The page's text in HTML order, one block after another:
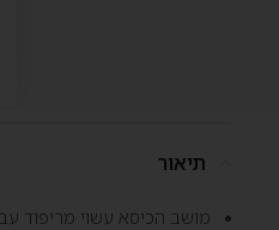
תיאור
מושב הכיסא עשוי מריפוד